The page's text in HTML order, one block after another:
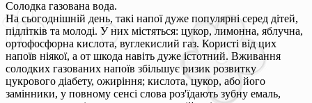
Солодка газована вода.
На сьогоднішній день, такі напої дуже популярні серед дітей,
підлітків та молоді. У них містяться: цукор, лимонна, яблучна,
ортофосфорна кислота, вуглекислий газ. Користі від цих
напоїв ніякої, а от шкода навіть дуже істотний. Вживання
солодких газованих напоїв збільшує ризик розвитку
цукрового діабету, ожиріння; кислота, цукор, або його
замінники, у повному сенсі слова роз'їдають зубну емаль,